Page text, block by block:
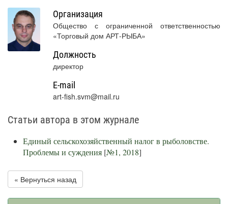
Организация
Общество с ограниченной ответственностью
«Торговый дом АРТ-РЫБА»
Должность
директор
E-mail
art-fish.svm@mail.ru
Статьи автора в этом журнале
Единый сельскохозяйственный налог в рыболовстве.
Проблемы и суждения [№1, 2018]
« Вернуться назад